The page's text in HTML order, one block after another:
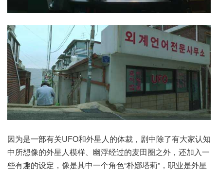
因为是一部有关UFO和外星人的体裁，剧中除了有大家认知
中所想像的外星人模样、幽浮经过的麦田圈之外，还加入一
些有趣的设定，像是其中一个角色“朴娜塔莉”，职业是外星